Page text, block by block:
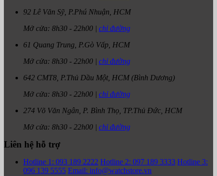
92 Lê Văn Sỹ, P.Phú Nhuận, HCM
Mở cửa: 8h30 - 22h00 | chỉ đường
61 Quang Trung, P.Gò Vấp, HCM
Mở cửa: 8h30 - 22h00 | chỉ đường
642 CMT8, P.Thủ Dầu Một, HCM (Bình Dương)
Mở cửa: 8h30 - 22h00 | chỉ đường
274 Võ Văn Ngân, P. Bình Thọ, TP.Thủ Đức, HCM
Mở cửa: 8h30 - 22h00 | chỉ đường
Liên hệ hỗ trợ
Hotline 1: 093 189 2222 Hotline 2: 097 189 3333 Hotline 3:
096 139 5555 Email: info@watchstore.vn